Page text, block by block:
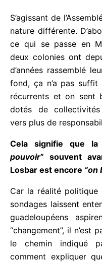
S’agissant de
de nature différente.
attention, ce qui se
Guyane, ces deux
d’une dizaine
collectivités. Dans le
résoudre les
uniques
responsabilités.
pouvoir ” souvent
Losbar est encore“on
Car la réalité politique
sondages laissent
les guadeloupéens